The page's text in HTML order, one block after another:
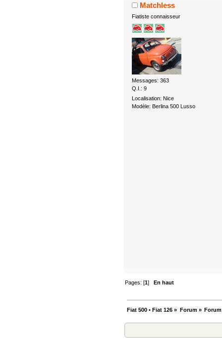
Matchless
Fiatiste connaisseur
Messages: 363
Q.I.: 9
Localisation: Nice
Modèle: Berlina 500 Lusso
Pages: [1]En haut
Fiat 500 • Fiat 126 » Forum»